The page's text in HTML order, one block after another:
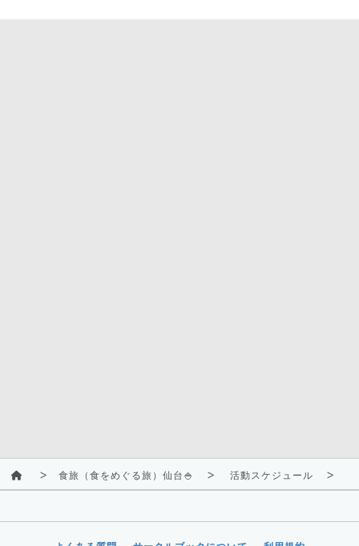
食旅（食をめぐる旅）仙台🍚 活動スケジュール